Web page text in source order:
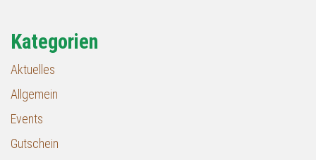
Kategorien
Aktuelles
Allgemein
Events
Gutschein